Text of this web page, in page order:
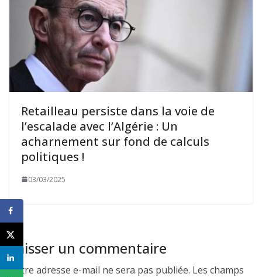
Retailleau persiste dans la voie de
l’escalade avec l’Algérie : Un
acharnement sur fond de calculs
politiques !
03/03/2025
Laisser un commentaire
Votre adresse e-mail ne sera pas publiée. Les champs